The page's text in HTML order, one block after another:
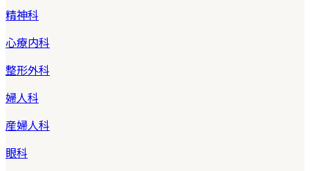
精神科
心療内科
整形外科
婦人科
産婦人科
眼科